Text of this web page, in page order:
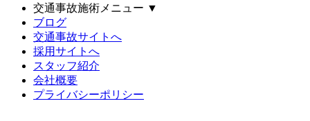
交通事故施術メニュー ▼
ブログ
交通事故サイトへ
採用サイトへ
スタッフ紹介
会社概要
プライバシーポリシー